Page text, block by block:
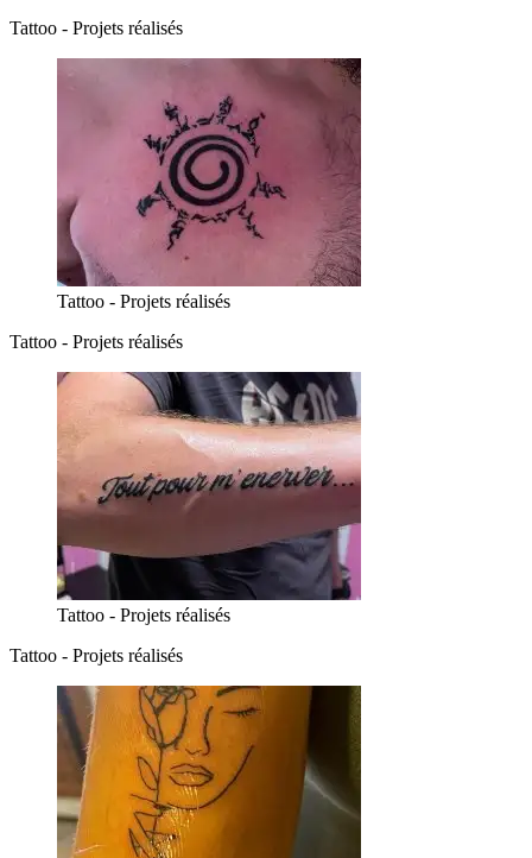
Tattoo - Projets réalisés
Tattoo - Projets réalisés
Tattoo - Projets réalisés
Tattoo - Projets réalisés
Tattoo - Projets réalisés